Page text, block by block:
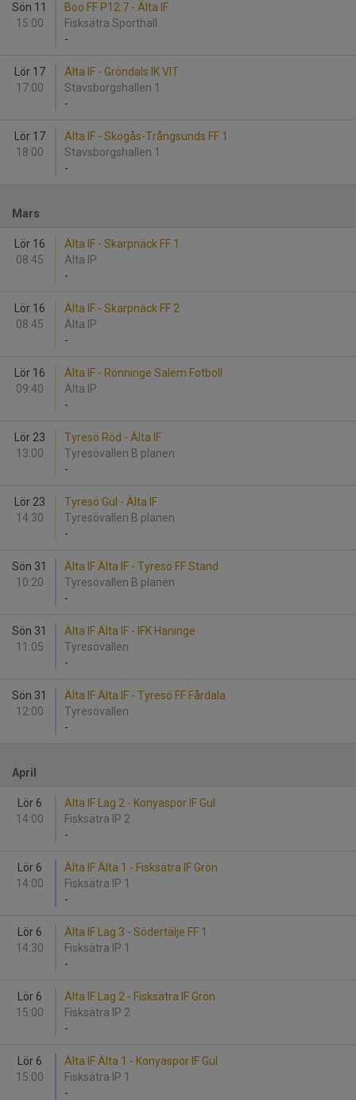
Sön 11
15:00
Boo FF P12:7 - Älta IF
Fisksätra Sporthall
-
Lör 17
17:00
Älta IF - Gröndals IK VIT
Stavsborgshallen 1
-
Lör 17
18:00
Älta IF - Skogås-Trångsunds FF 1
Stavsborgshallen 1
-
Mars
Lör 16
08:45
Älta IF - Skarpnäck FF 1
Älta IP
-
Lör 16
08:45
Älta IF - Skarpnäck FF 2
Älta IP
-
Lör 16
09:40
Älta IF - Rönninge Salem Fotboll
Älta IP
-
Lör 23
13:00
Tyresö Röd - Älta IF
Tyresövallen B planen
-
Lör 23
14:30
Tyresö Gul - Älta IF
Tyresövallen B planen
-
Sön 31
10:20
Älta IF Älta IF - Tyresö FF Stand
Tyresövallen B planen
-
Sön 31
11:05
Älta IF Älta IF - IFK Haninge
Tyresövallen
-
Sön 31
12:00
Älta IF Älta IF - Tyresö FF Fårdala
Tyresövallen
-
April
Lör 6
14:00
Älta IF Lag 2 - Konyaspor IF Gul
Fisksätra IP 2
-
Lör 6
14:00
Älta IF Älta 1 - Fisksätra IF Grön
Fisksätra IP 1
-
Lör 6
14:30
Älta IF Lag 3 - Södertälje FF 1
Fisksätra IP 1
-
Lör 6
15:00
Älta IF Lag 2 - Fisksätra IF Grön
Fisksätra IP 2
-
Lör 6
15:00
Älta IF Älta 1 - Konyaspor IF Gul
Fisksätra IP 1
-